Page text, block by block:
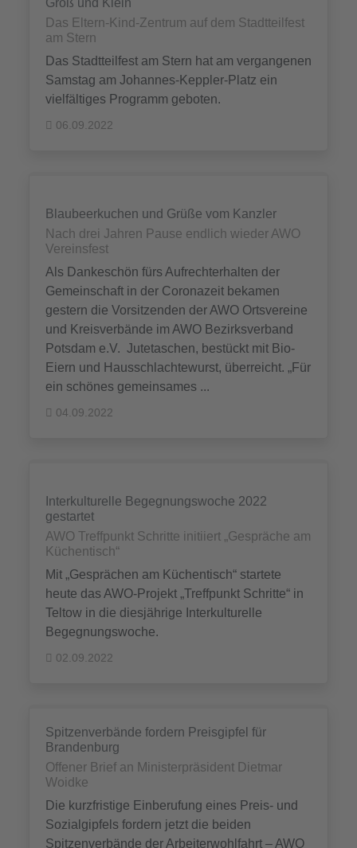
Groß und Klein
Das Eltern-Kind-Zentrum auf dem Stadtteilfest
am Stern
Das Stadtteilfest am Stern hat am vergangenen
Samstag am Johannes-Keppler-Platz ein
vielfältiges Programm geboten.
06.09.2022
Blaubeerkuchen und Grüße vom Kanzler
Nach drei Jahren Pause endlich wieder AWO
Vereinsfest
Als Dankeschön fürs Aufrechterhalten der
Gemeinschaft in der Coronazeit bekamen
gestern die Vorsitzenden der AWO Ortsvereine
und Kreisverbände im AWO Bezirksverband
Potsdam e.V. Jutetaschen, bestückt mit Bio-
Eiern und Hausschlachtewurst, überreicht. „Für
ein schönes gemeinsames ...
04.09.2022
Interkulturelle Begegnungswoche 2022
gestartet
AWO Treffpunkt Schritte initiiert „Gespräche am
Küchentisch“
Mit „Gesprächen am Küchentisch“ startete
heute das AWO-Projekt „Treffpunkt Schritte“ in
Teltow in die diesjährige Interkulturelle
Begegnungswoche.
02.09.2022
Spitzenverbände fordern Preisgipfel für
Brandenburg
Offener Brief an Ministerpräsident Dietmar
Woidke
Die kurzfristige Einberufung eines Preis- und
Sozialgipfels fordern jetzt die beiden
Spitzenverbände der Arbeiterwohlfahrt – AWO